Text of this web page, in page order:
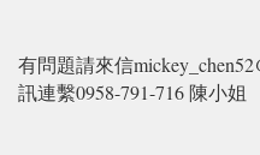
有問題請來信
訊連繫0958-791-716 陳小姐